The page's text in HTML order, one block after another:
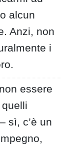
alcun
Anzi, non
i
essere
sì, c’è un